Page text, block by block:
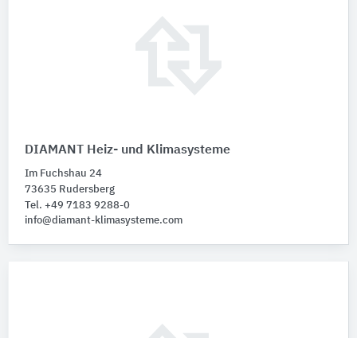
DIAMANT Heiz- und Klimasysteme
Im Fuchshau 24
73635 Rudersberg
Tel. +49 7183 9288-0
info@diamant-klimasysteme.com